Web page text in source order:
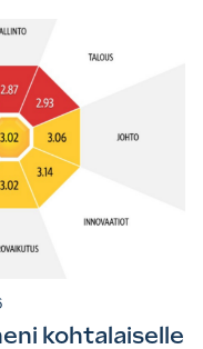
kohtalaiselle